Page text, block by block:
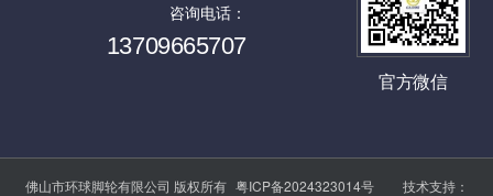
咨询电话：
13709665707
官方微信
佛山市环球脚轮有限公司 版权所有 粤ICP备2024323014号 技术支持：